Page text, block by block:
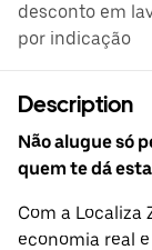
desconto em
por indicação
Description
Não alugue só
quem te dá
Com a Localiza
economia real